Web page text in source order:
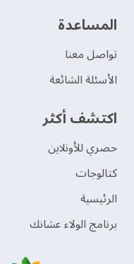
‫المساعدة‬
تواصل معنا
الأسئلة الشائعة
اكتشف أكثر
حصري للأونلاين
‫كتالوجات‬
الرئيسية
برنامج الولاء عشانك